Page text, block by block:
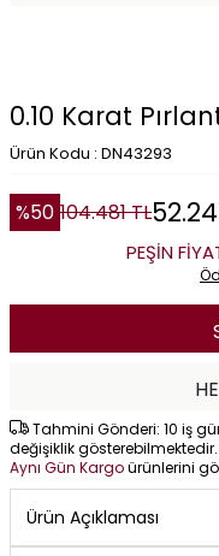
0.10 Karat
Ürün Kodu : DN43293
%50 104.481TL
PEŞİN
Tahmini Gönderi: 10 iş
değişiklik gösterebilmektedir.
Aynı Gün Kargoürünlerini
Ürün Açıklaması